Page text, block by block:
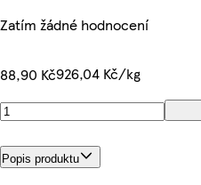
Zatím žádné hodnocení
88,90 Kč926,04 Kč/kg
Popis produktu